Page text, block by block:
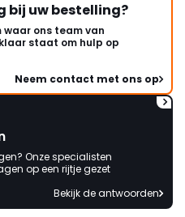
bij uw bestelling?
waar ons team van
staat om hulp op
Neem contact met ons op
Onze specialisten
op een rijtje gezet
Bekijk de antwoorden